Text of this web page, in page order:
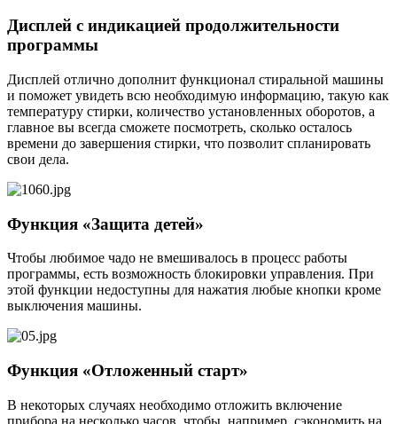
Дисплей с индикацией продолжительности
программы
Дисплей отлично дополнит функционал стиральной машины
и поможет увидеть всю необходимую информацию, такую как
температуру стирки, количество установленных оборотов, а
главное вы всегда сможете посмотреть, сколько осталось
времени до завершения стирки, что позволит спланировать
свои дела.
Функция «Защита детей»
Чтобы любимое чадо не вмешивалось в процесс работы
программы, есть возможность блокировки управления. При
этой функции недоступны для нажатия любые кнопки кроме
выключения машины.
Функция «Отложенный старт»
В некоторых случаях необходимо отложить включение
прибора на несколько часов, чтобы, например, сэкономить на